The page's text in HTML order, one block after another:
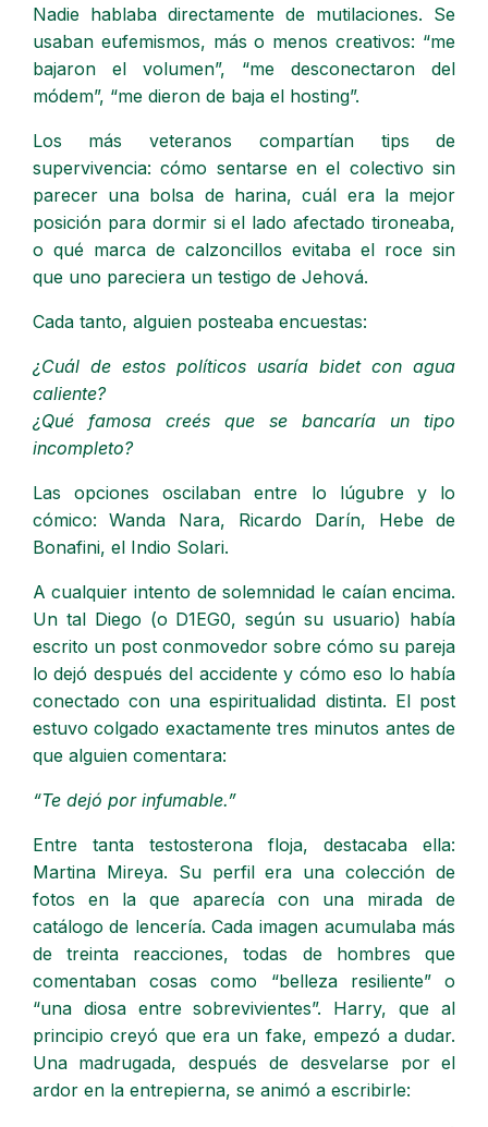
Nadie hablaba directamente de mutilaciones. Se
usaban eufemismos, más o menos creativos: “me
bajaron el volumen”, “me desconectaron del
módem”, “me dieron de baja el hosting”.
Los más veteranos compartían tips de
supervivencia: cómo sentarse en el colectivo sin
parecer una bolsa de harina, cuál era la mejor
posición para dormir si el lado afectado tironeaba,
o qué marca de calzoncillos evitaba el roce sin
que uno pareciera un testigo de Jehová.
Cada tanto, alguien posteaba encuestas:
¿Cuál de estos políticos usaría bidet con agua
caliente?
¿Qué famosa creés que se bancaría un tipo
incompleto?
Las opciones oscilaban entre lo lúgubre y lo
cómico: Wanda Nara, Ricardo Darín, Hebe de
Bonafini, el Indio Solari.
A cualquier intento de solemnidad le caían encima.
Un tal Diego (o D1EG0, según su usuario) había
escrito un post conmovedor sobre cómo su pareja
lo dejó después del accidente y cómo eso lo había
conectado con una espiritualidad distinta. El post
estuvo colgado exactamente tres minutos antes de
que alguien comentara:
“Te dejó por infumable.”
Entre tanta testosterona floja, destacaba ella:
Martina Mireya. Su perfil era una colección de
fotos en la que aparecía con una mirada de
catálogo de lencería. Cada imagen acumulaba más
de treinta reacciones, todas de hombres que
comentaban cosas como “belleza resiliente” o
“una diosa entre sobrevivientes”. Harry, que al
principio creyó que era un fake, empezó a dudar.
Una madrugada, después de desvelarse por el
ardor en la entrepierna, se animó a escribirle: